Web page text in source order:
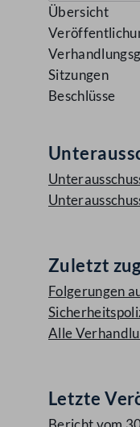
Übersicht
Sitzungen
Beschlüsse
Zuletzt
Folgerungen
Alle
Letzte